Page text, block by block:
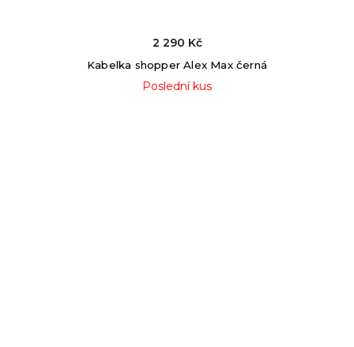
Kabelka shopper Alex Max černá
Poslední kus
2 290 Kč